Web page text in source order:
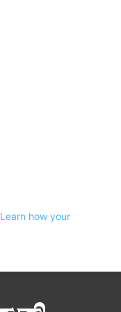
Learn how your